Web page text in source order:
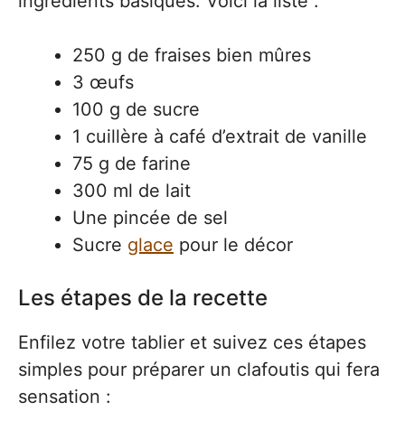
250 g de fraises bien mûres
3 œufs
100 g de sucre
1 cuillère à café d’extrait de vanille
75 g de farine
300 ml de lait
Une pincée de sel
Sucre glace pour le décor
Les étapes de la recette
Enfilez votre tablier et suivez ces étapes
simples pour préparer un clafoutis qui fera
sensation :